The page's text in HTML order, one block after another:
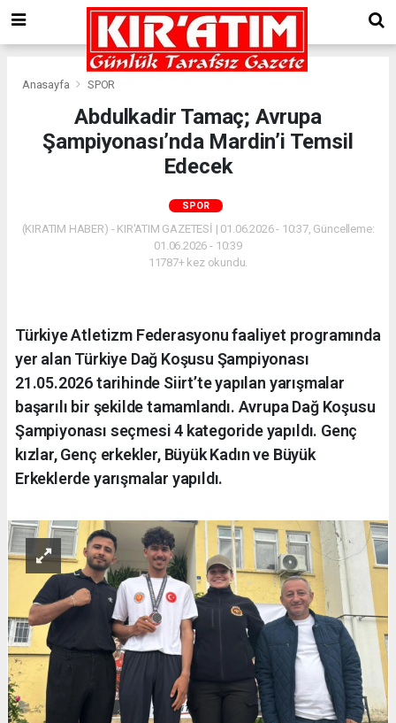
Anasayfa SPOR
Abdulkadir Tamaç; Avrupa
Şampiyonası’nda Mardin’i Temsil
Edecek
SPOR
(KIRATIM HABER) - KIR'ATIM GAZETESİ | 01.06.2026 - 10:37, Güncelleme:
01.06.2026 - 10:39
11787+ kez okundu.
Türkiye Atletizm Federasyonu faaliyet programında
yer alan Türkiye Dağ Koşusu Şampiyonası
21.05.2026 tarihinde Siirt’te yapılan yarışmalar
başarılı bir şekilde tamamlandı. Avrupa Dağ Koşusu
Şampiyonası seçmesi 4 kategoride yapıldı. Genç
kızlar, Genç erkekler, Büyük Kadın ve Büyük
Erkeklerde yarışmalar yapıldı.